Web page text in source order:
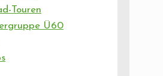
Touren
Ü60